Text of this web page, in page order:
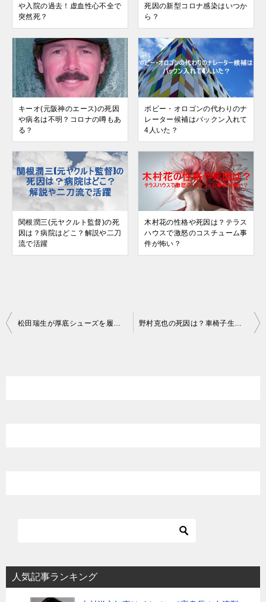
や入院の過去！虚血性心不全で
突然死？
死因の新型コロナ感染はいつか
ら？
キーオ(元阪神のエース)の死因
や病名は不明？コロナの噂もあ
る？
ボビー・オロゴンの代わりのナ
レーター候補はパックン入れて
4人いた？
関根潤三(元ヤクルト監督)の死
因は？病院はどこ？解説や二刀
流で活躍
木村花の性格や死因は？テラス
ハウスで激怒のコスチューム事
件が怖い？
投
人気記事ランキング